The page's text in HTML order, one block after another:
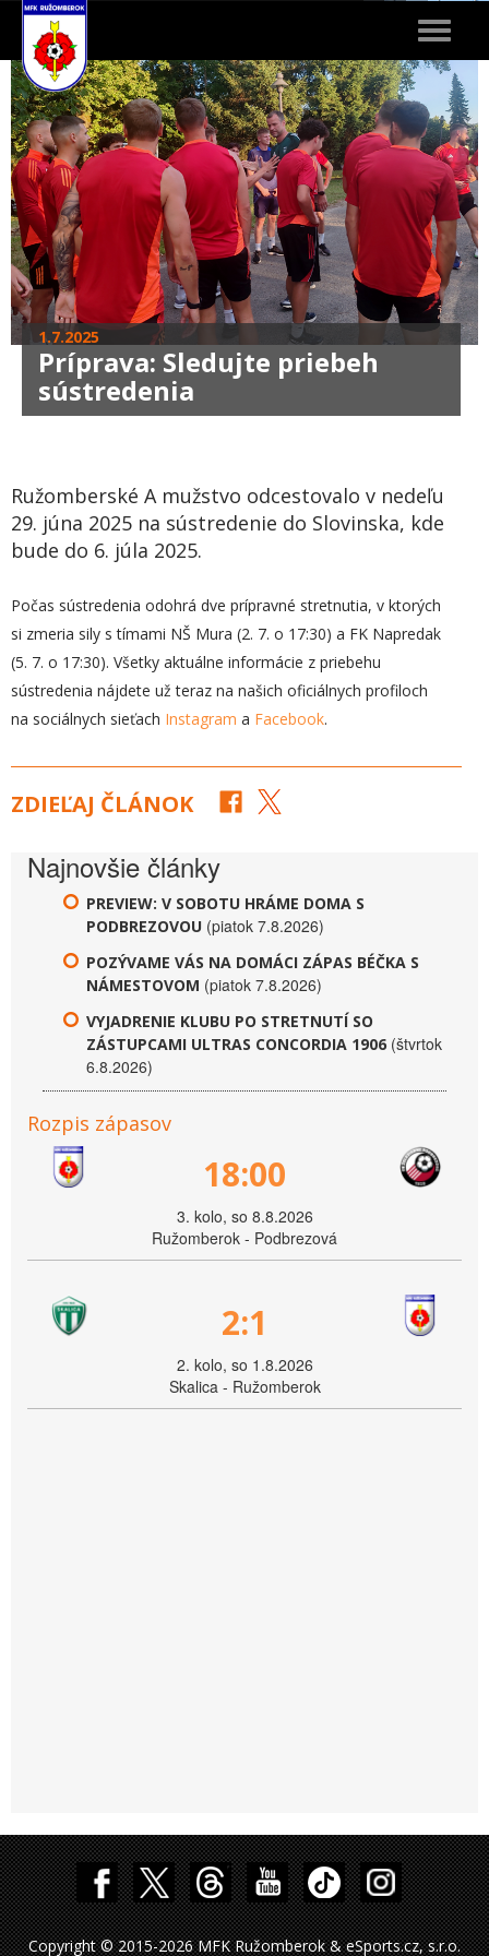
Toggle
1.7.2025
Príprava: Sledujte priebeh
sústredenia
Ružomberské A mužstvo odcestovalo v nedeľu
29. júna 2025 na sústredenie do Slovinska, kde
bude do 6. júla 2025.
Počas sústredenia odohrá dve prípravné stretnutia, v ktorých
si zmeria sily s tímami NŠ Mura (2. 7. o 17:30) a FK Napredak
(5. 7. o 17:30). Všetky aktuálne informácie z priebehu
sústredenia nájdete už teraz na našich oficiálnych profiloch
na sociálnych sieťach Instagram a Facebook.
ZDIEĽAJ ČLÁNOK
Najnovšie články
PREVIEW: V SOBOTU HRÁME DOMA S
PODBREZOVOU (piatok 7.8.2026)
POZÝVAME VÁS NA DOMÁCI ZÁPAS BÉČKA S
NÁMESTOVOM (piatok 7.8.2026)
VYJADRENIE KLUBU PO STRETNUTÍ SO
ZÁSTUPCAMI ULTRAS CONCORDIA 1906 (štvrtok
6.8.2026)
Rozpis zápasov
18:00
3. kolo, so 8.8.2026
Ružomberok - Podbrezová
2:1
2. kolo, so 1.8.2026
Skalica - Ružomberok
Copyright © 2015-2026 MFK Ružomberok & eSports.cz, s.r.o.